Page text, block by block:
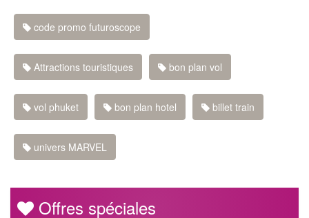
code promo futuroscope
Attractions touristiques bon plan vol
vol phuket bon plan hotel billet train
univers MARVEL
Offres spéciales